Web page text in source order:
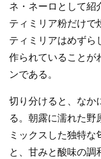
ネ・ネーロとして紹
ティミリア粉だけで
ティミリアはめずら
作られていることが
ンである。
切り分けると、なか
る。朝露に濡れた野
ミックスした独特な
と、甘みと酸味の調